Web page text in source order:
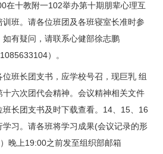
在十教附一102举办第十期朋辈心理互
班。请各位班团及各班寝室长准时参
有疑问，请联系心健部徐志鹏
）。
位班长团支书，应学校号召，现巨乳 组
六次团代会精神。会议精神相关文件
长团支书及时下载查看。 14 15
16
习。请各班将学习成果(会议记录的形
晚上19:00之前发至组织部邮箱